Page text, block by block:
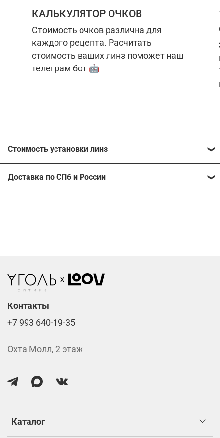
КАЛЬКУЛЯТОР ОЧКОВ
Стоимость очков различна для
каждого рецепта. Расчитать
стоимость ваших линз поможет наш
телеграм бот 🤖
Стоимость установки линз
Расчитать стоимость ваших линз поможет
Стоимость указана за две линзы вместе с
изготовлением.
Доставка по СПб и России
Каталог
Контакты
+7 993 640-19-35
Охта Молл, 2 этаж